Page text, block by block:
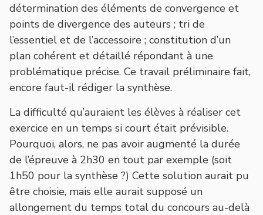
détermination des éléments de convergence et
points de divergence des auteurs ; tri de
l’essentiel et de l’accessoire ; constitution d’un
plan cohérent et détaillé répondant à une
problématique précise. Ce travail préliminaire fait,
encore faut-il rédiger la synthèse.
La difficulté qu’auraient les élèves à réaliser cet
exercice en un temps si court était prévisible.
Pourquoi, alors, ne pas avoir augmenté la durée
de l’épreuve à 2h30 en tout par exemple (soit
1h50 pour la synthèse ?) Cette solution aurait pu
être choisie, mais elle aurait supposé un
allongement du temps total du concours au-delà